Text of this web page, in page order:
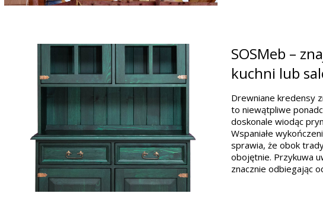
SOSMeb –
kuchni lub
Drewniane kredensy
to niewątpliwe
doskonale wiodąc
Wspaniałe
sprawia, że obok
obojętnie. Przykuwa
znacznie odbiegając